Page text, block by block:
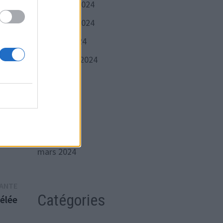
suivante :
décembre 2024
novembre 2024
octobre 2024
septembre 2024
mars 2024
Catégories